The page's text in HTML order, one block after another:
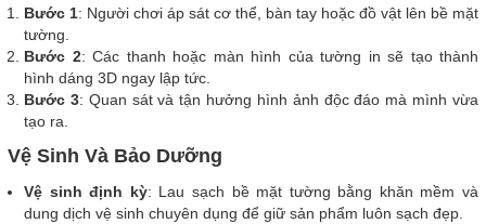
Bước 1: Người chơi áp sát cơ thể, bàn tay hoặc đồ vật lên bề mặt
tường.
Bước 2: Các thanh hoặc màn hình của tường in sẽ tạo thành
hình dáng 3D ngay lập tức.
Bước 3: Quan sát và tận hưởng hình ảnh độc đáo mà mình vừa
tạo ra.
Vệ Sinh Và Bảo Dưỡng
Vệ sinh định kỳ: Lau sạch bề mặt tường bằng khăn mềm và
dung dịch vệ sinh chuyên dụng để giữ sản phẩm luôn sạch đẹp.